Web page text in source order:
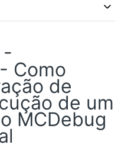
-
Como
de
de um
MCDebug